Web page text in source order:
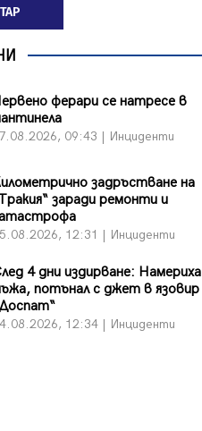
ферари се натресе в
09:43 | Инциденти
задръстване на
заради ремонти и
12:31 | Инциденти
4 дни издирване: Намериха
потънал с джет в язовир
12:34 | Инциденти